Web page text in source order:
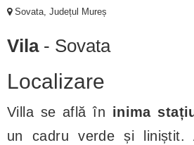
Sovata, Județul Mureș
Vila - Sovata
Localizare
Villa se află în inima
un cadru verde și liniștit.